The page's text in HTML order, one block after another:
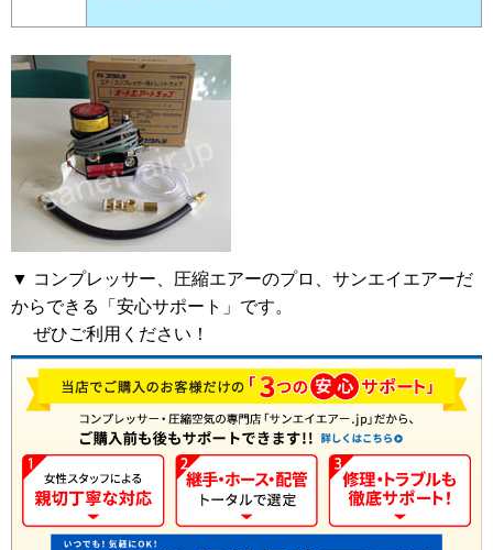
▼ コンプレッサー、圧縮エアーのプロ、サンエイエアーだ
からできる「安心サポート」です。
ぜひご利用ください！